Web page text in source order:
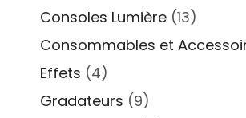
Consoles Lumière (13)
Consommables et
Effets (4)
Gradateurs (9)